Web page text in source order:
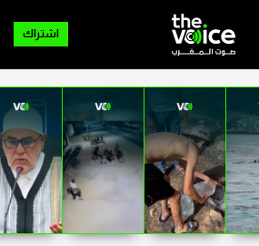
اشتراك